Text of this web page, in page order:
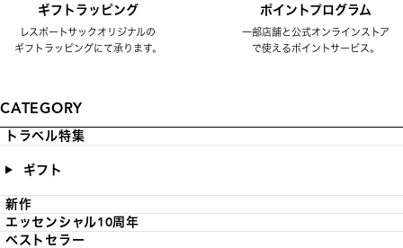
ギフトラッピング
レスポートサックオリジナルの
ギフトラッピングにて承ります。
ポイントプログラム
一部店舗と公式オンラインストア
で使えるポイントサービス。
CATEGORY
トラベル特集
ギフト
新作
エッセンシャル10周年
ベストセラー